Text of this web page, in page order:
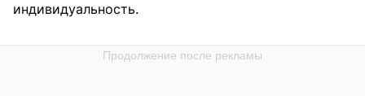
индивидуальность.